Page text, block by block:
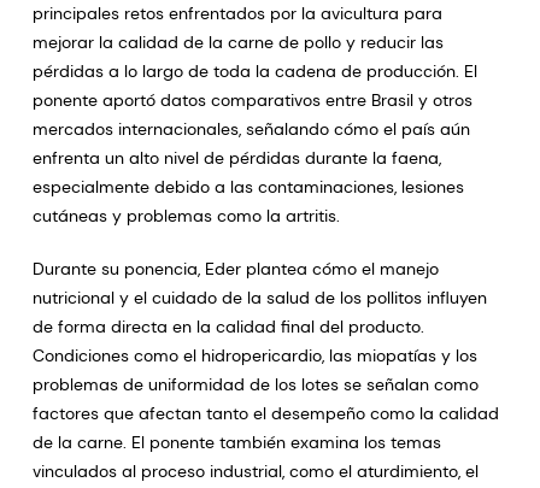
principales retos enfrentados por la avicultura para
mejorar la calidad de la carne de pollo y reducir las
pérdidas a lo largo de toda la cadena de producción. El
ponente aportó datos comparativos entre Brasil y otros
mercados internacionales, señalando cómo el país aún
enfrenta un alto nivel de pérdidas durante la faena,
especialmente debido a las contaminaciones, lesiones
cutáneas y problemas como la artritis.
Durante su ponencia, Eder plantea cómo el manejo
nutricional y el cuidado de la salud de los pollitos influyen
de forma directa en la calidad final del producto.
Condiciones como el hidropericardio, las miopatías y los
problemas de uniformidad de los lotes se señalan como
factores que afectan tanto el desempeño como la calidad
de la carne. El ponente también examina los temas
vinculados al proceso industrial, como el aturdimiento, el